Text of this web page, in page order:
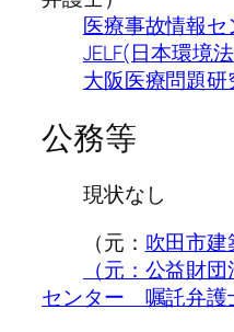
医療事故情報セ
JELF(日本環境
大阪医療問題研
公務等
現状なし
（元： 吹田市
（元：公益財
センター 嘱託弁護